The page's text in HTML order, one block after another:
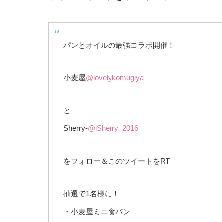
パンとオイルの最強コラボ開催！
小麦屋@lovelykomugiya
と
Sherry-@iSherry_2016
をフォロー＆このツイートをRT
抽選で1名様に！
・小麦屋ミニ食パン